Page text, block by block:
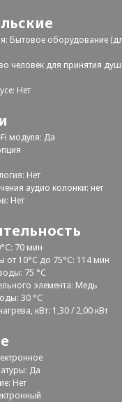
Бытовое оборудование
человек для принятия
Нет
модуля: Да
Нет
аудио колонки: нет
Нет
70 мин
от 10°С до 75°С: 114 мин
75 °С
элемента: Медь
30 °С
кВт: 1,30 / 2,00 кВт
Да
Нет